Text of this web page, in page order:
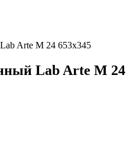
Arte М 24 653х345
Lab Arte М 24